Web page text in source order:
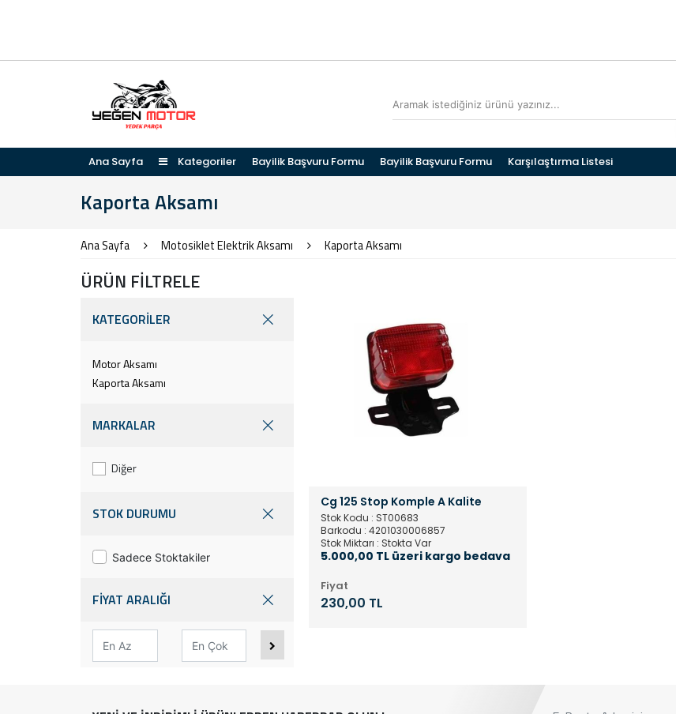
Ana Sayfa Kategoriler Bayilik Başvuru Formu Bayilik Başvuru Formu Karşılaştırma Listesi
Kaporta Aksamı
Ana Sayfa Motosiklet Elektrik Aksamı Kaporta Aksamı
ÜRÜN FİLTRELE
KATEGORİLER
Motor Aksamı
Kaporta Aksamı
MARKALAR
Diğer
STOK DURUMU
Sadece Stoktakiler
FİYAT ARALIĞI
Cg 125 Stop Komple A Kalite
Stok Kodu : ST00683
Barkodu : 4201030006857
Stok Miktarı : Stokta Var
5.000,00 TL üzeri kargo bedava
Fiyat
230,00 TL